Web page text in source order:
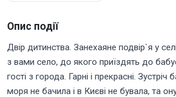
Опис події
Двір дитинства. Занехаяне подвір`я у
з вами село, до якого приїздять до
гості з города. Гарні і прекрасні. Зустріч
моря не бачила і в Києві не бувала, та